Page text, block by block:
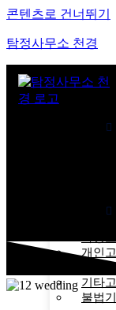
콘텐츠로 건너뛰기
탐정사무소 천경
개인
기업
기타
불법